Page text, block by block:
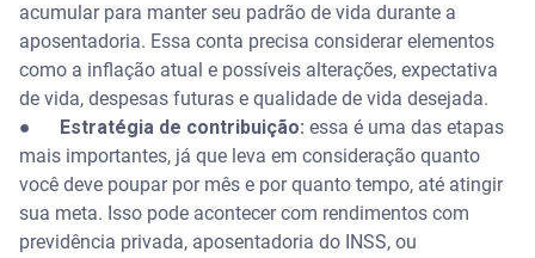
acumular para manter seu padrão de vida durante a
aposentadoria. Essa conta precisa considerar elementos
como a inflação atual e possíveis alterações, expectativa
de vida, despesas futuras e qualidade de vida desejada.
●
Estratégia de contribuição: essa é uma das etapas
mais importantes, já que leva em consideração quanto
você deve poupar por mês e por quanto tempo, até atingir
sua meta. Isso pode acontecer com rendimentos com
previdência privada, aposentadoria do INSS, ou